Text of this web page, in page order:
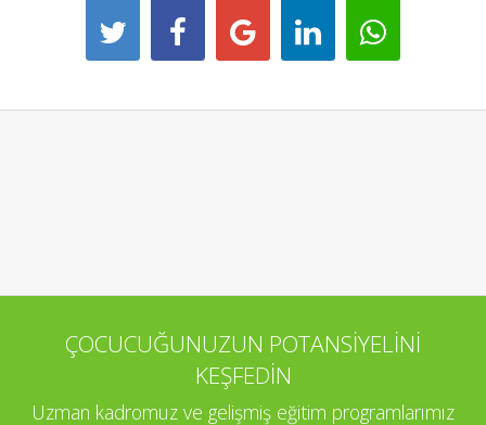
ÇOCUCUĞUNUZUN POTANSİYELİNİ
KEŞFEDİN
Uzman kadromuz ve gelişmiş eğitim programlarımız